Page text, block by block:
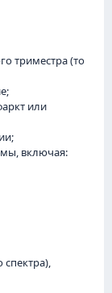
триместра (то
или
включая:
спектра),